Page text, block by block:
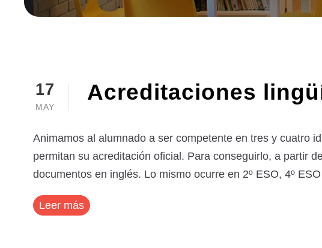
17
MAY
Acreditaciones
Animamos al alumnado a ser competente en tres y cuatro
permitan su acreditación oficial. Para conseguirlo, a partir
documentos en inglés. Lo mismo ocurre en 2º ESO, 4º
Leer más